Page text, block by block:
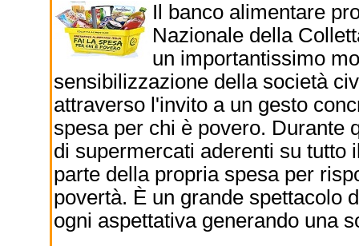
Il banco alimentare
Nazionale della
un importantissimo
sensibilizzazione della società
attraverso l'invito a un gesto
spesa per chi è povero. Durante
di supermercati aderenti su tutto
parte della propria spesa per
povertà. È un grande spettacolo
ogni aspettativa generando una